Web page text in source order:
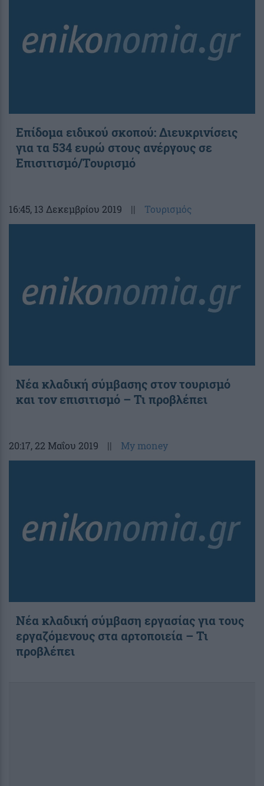
Επίδομα ειδικού σκοπού: Διευκρινίσεις
για τα 534 ευρώ στους ανέργους σε
Επισιτισμό/Τουρισμό
16:45, 13 Δεκεμβρίου 2019 || Τουρισμός
Νέα κλαδική σύμβασης στον τουρισμό
και τον επισιτισμό – Τι προβλέπει
20:17, 22 Μαΐου 2019 || My money
Νέα κλαδική σύμβαση εργασίας για τους
εργαζόμενους στα αρτοποιεία – Τι
προβλέπει